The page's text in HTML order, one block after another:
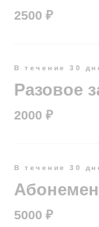
2500 ₽
В течение 30
Разовое
2000 ₽
В течение 30
5000 ₽